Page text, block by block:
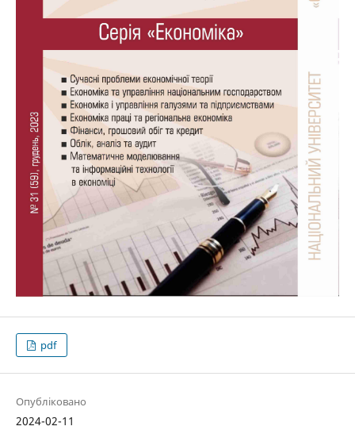
pdf
Опубліковано
2024-02-11